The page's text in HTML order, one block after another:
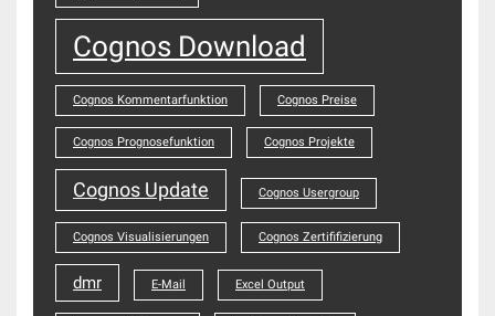
Cognos Download
Cognos Kommentarfunktion Cognos Preise
Cognos Prognosefunktion Cognos Projekte
Cognos Update Cognos Usergroup
Cognos Visualisierungen Cognos Zertififizierung
dmr E-Mail Excel Output